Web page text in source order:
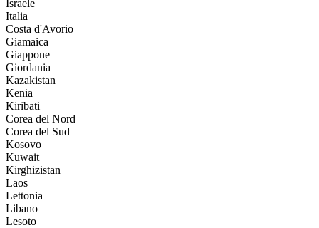
Israele
Italia
Costa d'Avorio
Giamaica
Giappone
Giordania
Kazakistan
Kenia
Kiribati
Corea del Nord
Corea del Sud
Kosovo
Kuwait
Kirghizistan
Laos
Lettonia
Libano
Lesoto